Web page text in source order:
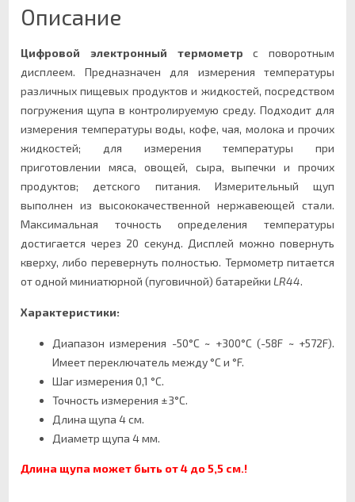
Описание
Цифровой электронный термометр с поворотным
дисплеем. Предназначен для измерения температуры
различных пищевых продуктов и жидкостей, посредством
погружения щупа в контролируемую среду. Подходит для
измерения температуры воды, кофе, чая, молока и прочих
жидкостей; для измерения температуры при
приготовлении мяса, овощей, сыра, выпечки и прочих
продуктов; детского питания. Измерительный щуп
выполнен из высококачественной нержавеющей стали.
Максимальная точность определения температуры
достигается через 20 секунд. Дисплей можно повернуть
кверху, либо перевернуть полностью. Термометр питается
от одной миниатюрной (пуговичной) батарейки LR44.
Характеристики:
Диапазон измерения -50°С ~ +300°С (-58F ~ +572F).
Имеет переключатель между °С и °F.
Шаг измерения 0,1 °С.
Точность измерения ±3°С.
Длина щупа 4 см.
Диаметр щупа 4 мм.
Длина щупа может быть от 4 до 5,5 см.!